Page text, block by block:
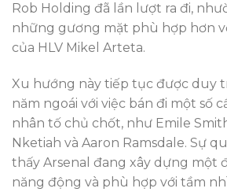
Rob Holding đã lần lượt ra đi,
những gương mặt phù hợp hơn
của HLV Mikel Arteta.
Xu hướng này tiếp tục được duy
năm ngoái với việc bán đi một số
nhân tố chủ chốt, như Emile
Nketiah và Aaron Ramsdale. Sự
thấy Arsenal đang xây dựng một
năng động và phù hợp với tầm